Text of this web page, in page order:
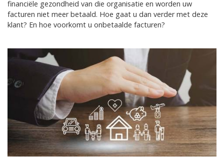
financiële gezondheid van die organisatie en worden uw
facturen niet meer betaald. Hoe gaat u dan verder met deze
klant? En hoe voorkomt u onbetaalde facturen?